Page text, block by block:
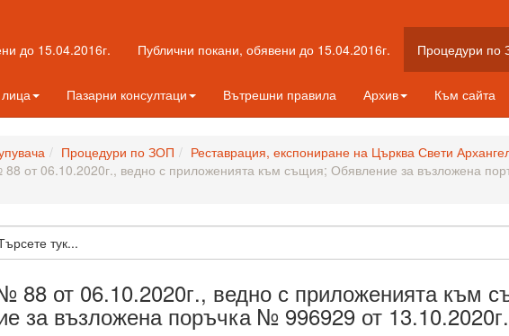
до 15.04.2016г. Публични покани, обявени до 15.04.2016г. Процедури по
Пазарни консултаци Вътрешни правила Архив Към сайта
Процедури по ЗОП
Реставрация, експониране на Църква Свети
от 06.10.2020г., ведно с приложенията към същия; Обявление за възложена
88 от 06.10.2020г., ведно с приложенията към
за възложена поръчка № 996929 от 13.10.2020г.